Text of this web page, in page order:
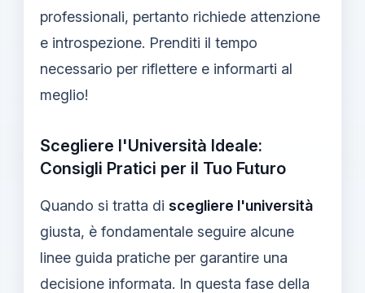
professionali, pertanto richiede attenzione
e introspezione. Prenditi il tempo
necessario per riflettere e informarti al
meglio!
Scegliere l'Università Ideale:
Consigli Pratici per il Tuo Futuro
Quando si tratta di scegliere l'università
giusta, è fondamentale seguire alcune
linee guida pratiche per garantire una
decisione informata. In questa fase della